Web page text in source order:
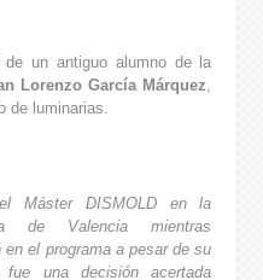
un antiguo alumno de la
Lorenzo García Márquez
de luminarias.
Máster DISMOLD en la
de Valencia mientras
el programa a pesar de su
fue una decisión acertada